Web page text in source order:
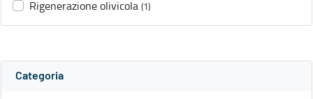
Rigenerazione olivicola (1)
Categoria